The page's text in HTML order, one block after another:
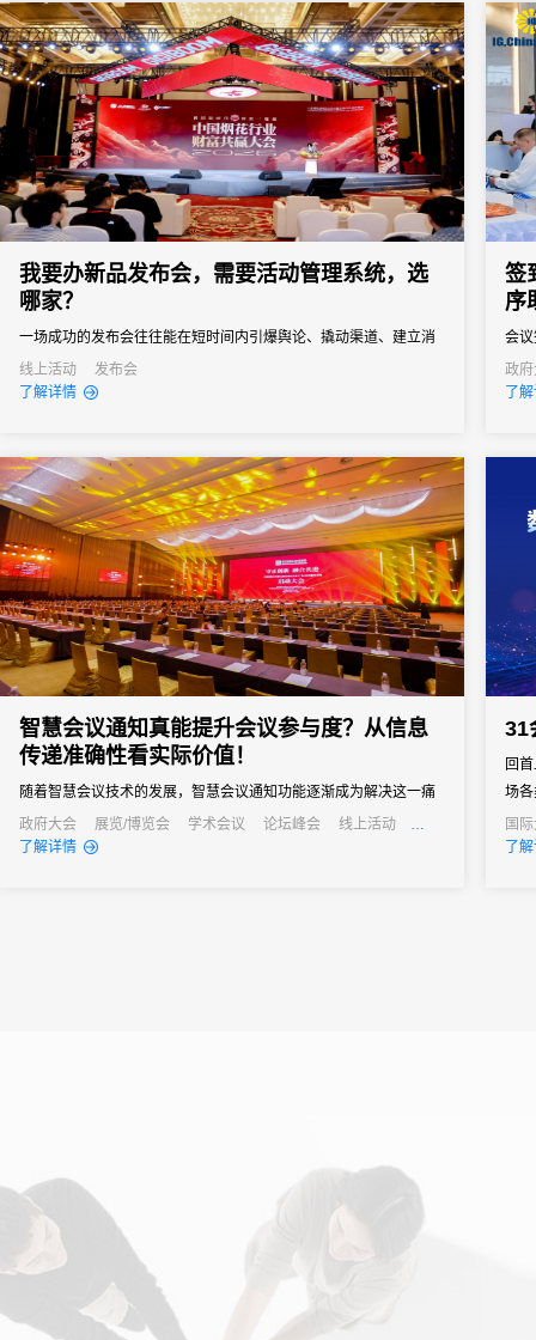
我要办新品发布会，需要活动管理系统，选
哪家？
一场成功的发布会往往能在短时间内引爆舆论、撬动渠道、建立消
费者认知。然而对于主办方来说，新品发布会也是一场“高难度战
役”，稍有不慎就可能影响传播效果。选择一款真正懂新品发布会场
能...
线上活动
发布会
了解详情
签
序
会
据
政
发
了
智慧会议通知真能提升会议参与度？从信息
传递准确性看实际价值！
随着智慧会议技术的发展，智慧会议通知功能逐渐成为解决这一痛
点的关键，其通过自动化、多渠道的信息传递方式，从根源上提升
信息传递准确性，进而为会议参与度注入新活力。
政府大会 展览/博览会 学术会议 论坛峰会
线上活动
公关活动
发布会
了解详情
31
回
场
促
中
国
行
了